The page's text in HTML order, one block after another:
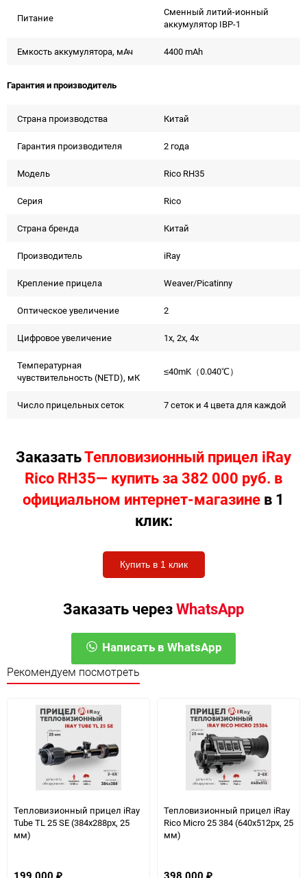
Питание
Сменный литий-ионный
аккумулятор IBP-1
Емкость аккумулятора, мАч 4400 mAh
Гарантия и производитель
Страна производства Китай
Гарантия производителя 2 года
Модель Rico RH35
Серия Rico
Страна бренда Китай
Производитель iRay
Крепление прицела Weaver/Picatinny
Оптическое увеличение 2
Цифровое увеличение 1x, 2x, 4x
Температурная
чувствительность (NETD), мК
≤40mK（0.040℃）
Число прицельных сеток 7 сеток и 4 цвета для каждой
ЗаказатьТепловизионный прицел iRay
Rico RH35— купить за 382 000 руб. в
официальном интернет-магазине в 1
клик:
Купить в 1 клик
Заказать черезWhatsApp
Написать в WhatsApp
Рекомендуем посмотреть
Тепловизионный прицел iRay
Tube TL 25 SE (384х288px, 25
мм)
199 000 ₽
Тепловизионный прицел iRay
Rico Micro 25 384 (640х512px, 25
мм)
398 000 ₽